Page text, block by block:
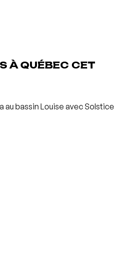
À QUÉBEC CET